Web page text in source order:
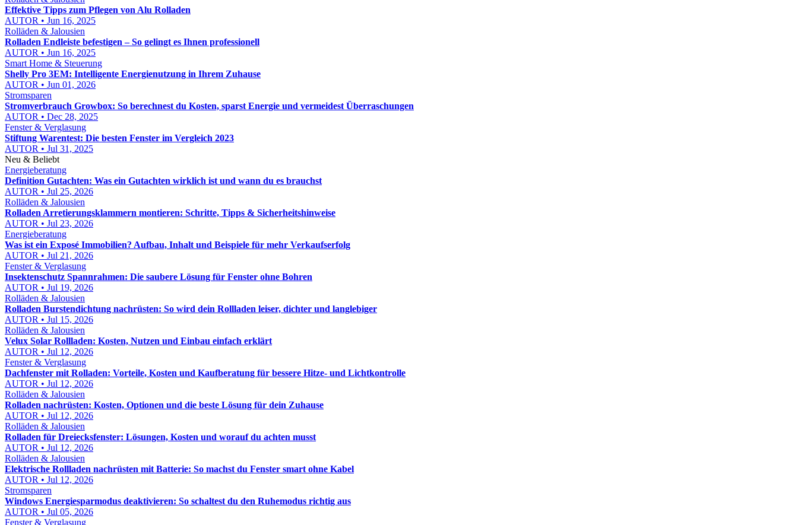
Effektive Tipps zum Pflegen von Alu Rolladen
AUTOR • Jun 16, 2025
Rolläden & Jalousien
Rolladen Endleiste befestigen – So gelingt es Ihnen professionell
AUTOR • Jun 16, 2025
Smart Home & Steuerung
Shelly Pro 3EM: Intelligente Energienutzung in Ihrem Zuhause
AUTOR • Jun 01, 2026
Stromsparen
Stromverbrauch Growbox: So berechnest du Kosten, sparst Energie und vermeidest Überraschungen
AUTOR • Dec 28, 2025
Fenster & Verglasung
Stiftung Warentest: Die besten Fenster im Vergleich 2023
AUTOR • Jul 31, 2025
Neu & Beliebt
Energieberatung
Definition Gutachten: Was ein Gutachten wirklich ist und wann du es brauchst
AUTOR • Jul 25, 2026
Rolläden & Jalousien
Rolladen Arretierungsklammern montieren: Schritte, Tipps & Sicherheitshinweise
AUTOR • Jul 23, 2026
Energieberatung
Was ist ein Exposé Immobilien? Aufbau, Inhalt und Beispiele für mehr Verkaufserfolg
AUTOR • Jul 21, 2026
Fenster & Verglasung
Insektenschutz Spannrahmen: Die saubere Lösung für Fenster ohne Bohren
AUTOR • Jul 19, 2026
Rolläden & Jalousien
Rolladen Burstendichtung nachrüsten: So wird dein Rollladen leiser, dichter und langlebiger
AUTOR • Jul 15, 2026
Rolläden & Jalousien
Velux Solar Rollladen: Kosten, Nutzen und Einbau einfach erklärt
AUTOR • Jul 12, 2026
Fenster & Verglasung
Dachfenster mit Rolladen: Vorteile, Kosten und Kaufberatung für bessere Hitze- und Lichtkontrolle
AUTOR • Jul 12, 2026
Rolläden & Jalousien
Rolladen nachrüsten: Kosten, Optionen und die beste Lösung für dein Zuhause
AUTOR • Jul 12, 2026
Rolläden & Jalousien
Rolladen für Dreiecksfenster: Lösungen, Kosten und worauf du achten musst
AUTOR • Jul 12, 2026
Rolläden & Jalousien
Elektrische Rollladen nachrüsten mit Batterie: So machst du Fenster smart ohne Kabel
AUTOR • Jul 12, 2026
Stromsparen
Windows Energiesparmodus deaktivieren: So schaltest du den Ruhemodus richtig aus
AUTOR • Jul 05, 2026
Fenster & Verglasung